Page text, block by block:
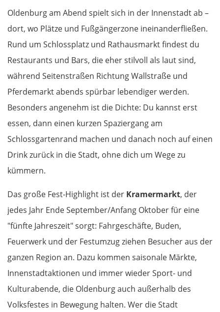
Oldenburg am Abend spielt sich in der Innenstadt ab –
dort, wo Plätze und Fußgängerzone ineinanderfließen.
Rund um Schlossplatz und Rathausmarkt findest du
Restaurants und Bars, die eher stilvoll als laut sind,
während Seitenstraßen Richtung Wallstraße und
Pferdemarkt abends spürbar lebendiger werden.
Besonders angenehm ist die Dichte: Du kannst erst
essen, dann einen kurzen Spaziergang am
Schlossgartenrand machen und danach noch auf einen
Drink zurück in die Stadt, ohne dich um Wege zu
kümmern.
Das große Fest-Highlight ist der Kramermarkt, der
jedes Jahr Ende September/Anfang Oktober für eine
"fünfte Jahreszeit" sorgt: Fahrgeschäfte, Buden,
Feuerwerk und der Festumzug ziehen Besucher aus der
ganzen Region an. Dazu kommen saisonale Märkte,
Innenstadtaktionen und immer wieder Sport- und
Kulturabende, die Oldenburg auch außerhalb des
Volksfestes in Bewegung halten. Wer die Stadt
Carcassonne
Ax-les-Thermes
Andorra la Vella
Solsona
Manresa
Reus
Amposta
Castelló de la Plana
Valencia
Dénia